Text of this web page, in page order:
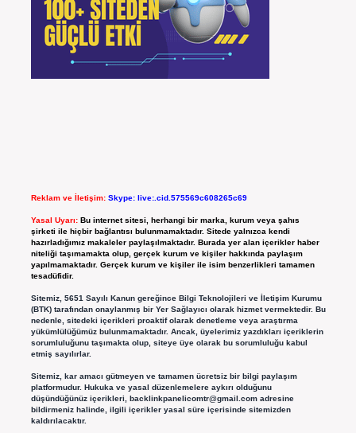
Reklam ve İletişim: Skype: live:.cid.575569c608265c69
Yasal Uyarı: Bu internet sitesi, herhangi bir marka, kurum veya şahıs
şirketi ile hiçbir bağlantısı bulunmamaktadır. Sitede yalnızca kendi
hazırladığımız makaleler paylaşılmaktadır. Burada yer alan içerikler haber
niteliği taşımamakta olup, gerçek kurum ve kişiler hakkında paylaşım
yapılmamaktadır. Gerçek kurum ve kişiler ile isim benzerlikleri tamamen
tesadüfidir.
Sitemiz, 5651 Sayılı Kanun gereğince Bilgi Teknolojileri ve İletişim Kurumu
(BTK) tarafından onaylanmış bir Yer Sağlayıcı olarak hizmet vermektedir. Bu
nedenle, sitedeki içerikleri proaktif olarak denetleme veya araştırma
yükümlülüğümüz bulunmamaktadır. Ancak, üyelerimiz yazdıkları içeriklerin
sorumluluğunu taşımakta olup, siteye üye olarak bu sorumluluğu kabul
etmiş sayılırlar.
Sitemiz, kar amacı gütmeyen ve tamamen ücretsiz bir bilgi paylaşım
platformudur. Hukuka ve yasal düzenlemelere aykırı olduğunu
düşündüğünüz içerikleri, backlinkpanelicomtr@gmail.comadresine
bildirmeniz halinde, ilgili içerikler yasal süre içerisinde sitemizden
kaldırılacaktır.